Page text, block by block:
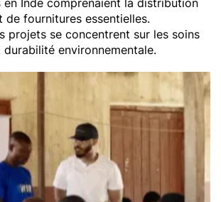
en Inde comprenaient la distribution
de fournitures essentielles.
projets se concentrent sur les soins
environnementale.